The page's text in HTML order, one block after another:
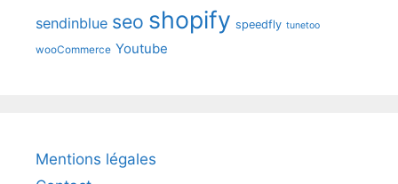
sendinblue seo shopify speedfly tunetoo
wooCommerce Youtube
Mentions légales